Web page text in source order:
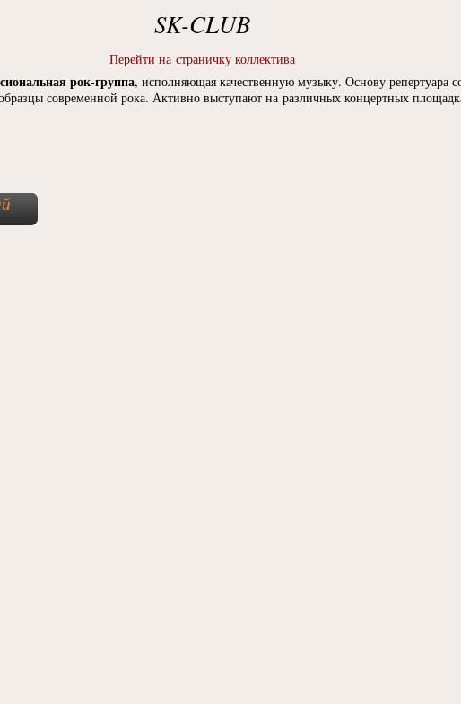
SK-CLUB
Перейти на страничку коллектива
рок-группа, исполняющая качественную музыку. Основу репертуара
современной рока. Активно выступают на различных концертных